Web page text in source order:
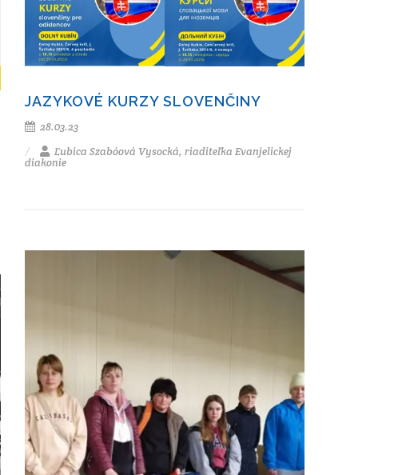
JAZYKOVÉ KURZY SLOVENČINY
28.03.23
Ľubica Szabóová Vysocká, riaditeľka Evanjelickej
diakonie